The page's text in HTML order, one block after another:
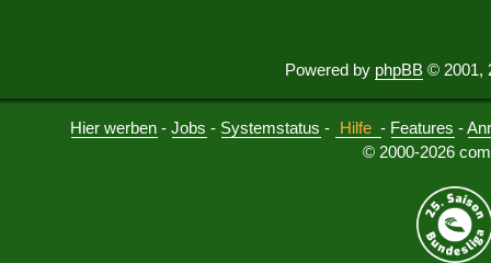
Powered by phpBB © 2001,
Hier werben -Jobs - Systemstatus - Hilfe - Features -
© 2000-2026